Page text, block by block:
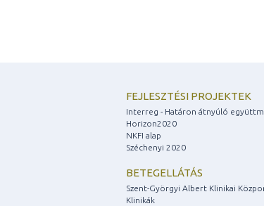
FEJLESZTÉSI PROJEKTEK
Interreg - Határon átnyúló
Horizon2020
NKFI alap
Széchenyi 2020
BETEGELLÁTÁS
Szent-Györgyi Albert Klinikai
Klinikák